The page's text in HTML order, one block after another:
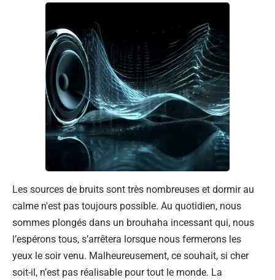
Les sources de bruits sont très nombreuses et dormir au
calme n'est pas toujours possible. Au quotidien, nous
sommes plongés dans un brouhaha incessant qui, nous
l’espérons tous, s’arrêtera lorsque nous fermerons les
yeux le soir venu. Malheureusement, ce souhait, si cher
soit-il, n’est pas réalisable pour tout le monde. La